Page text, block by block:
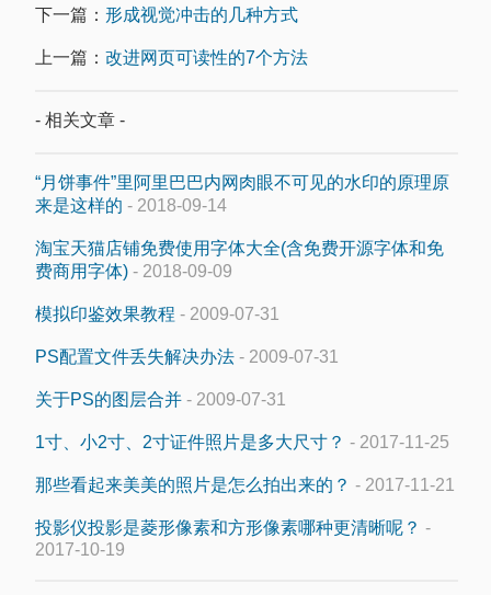
下一篇： 形成视觉冲击的几种方式
上一篇： 改进网页可读性的7个方法
- 相关文章 -
“月饼事件”里阿里巴巴内网肉眼不可见的水印的原理原
来是这样的 - 2018-09-14
淘宝天猫店铺免费使用字体大全(含免费开源字体和免
费商用字体) - 2018-09-09
模拟印鉴效果教程 - 2009-07-31
PS配置文件丢失解决办法 - 2009-07-31
关于PS的图层合并 - 2009-07-31
1寸、小2寸、2寸证件照片是多大尺寸？ - 2017-11-25
那些看起来美美的照片是怎么拍出来的？ - 2017-11-21
投影仪投影是菱形像素和方形像素哪种更清晰呢？ -
2017-10-19